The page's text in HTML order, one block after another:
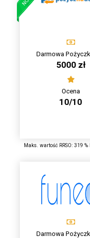
Darmowa
5000 zł
Ocena
10/10
Maks. wartość RRSO: 319
Darmowa